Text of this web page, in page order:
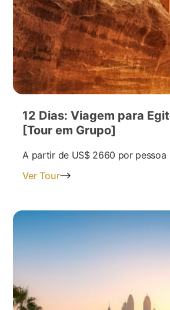
12 Dias: Viagem para
[Tour em Grupo]
A partir de US$ 2660 por pessoa
Ver Tour